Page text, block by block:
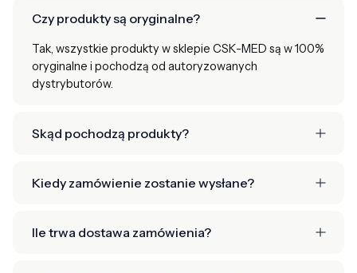
Czy produkty są oryginalne?
Tak, wszystkie produkty w sklepie CSK-MED są w 100%
oryginalne i pochodzą od autoryzowanych
dystrybutorów.
Skąd pochodzą produkty?
Kiedy zamówienie zostanie wysłane?
Ile trwa dostawa zamówienia?